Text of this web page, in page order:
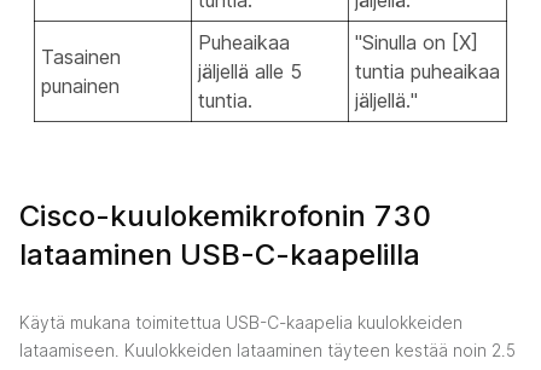
Tasainen
punainen
Puheaikaa
jäljellä alle 5
tuntia.
"Sinulla on [X]
tuntia puheaikaa
jäljellä."
Cisco-kuulokemikrofonin 730
lataaminen USB-C-kaapelilla
Käytä mukana toimitettua USB-C-kaapelia kuulokkeiden
lataamiseen. Kuulokkeiden lataaminen täyteen kestää noin 2.5